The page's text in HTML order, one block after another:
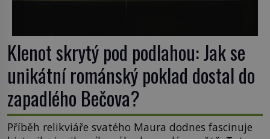
Klenot skrytý pod podlahou: Jak se
unikátní románský poklad dostal do
zapadlého Bečova?
Příběh relikviáře svatého Maura dodnes fascinuje